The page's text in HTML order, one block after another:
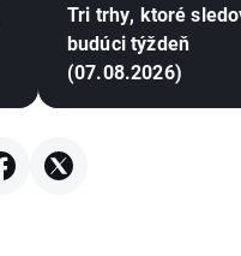
Tri trhy, ktoré
budúci týždeň
(07.08.2026)